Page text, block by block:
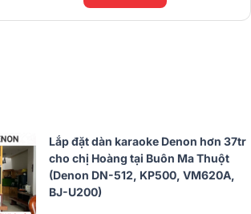
Lắp đặt dàn karaoke Denon hơn 37tr
cho chị Hoàng tại Buôn Ma Thuột
(Denon DN-512, KP500, VM620A,
BJ-U200)